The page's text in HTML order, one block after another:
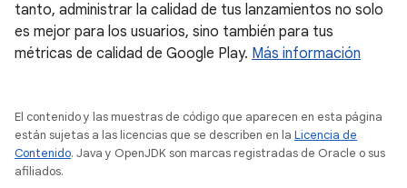
tanto, administrar la calidad de tus lanzamientos no solo
es mejor para los usuarios, sino también para tus
métricas de calidad de Google Play. Más información
El contenido y las muestras de código que aparecen en esta página
están sujetas a las licencias que se describen en la Licencia de
Contenido. Java y OpenJDK son marcas registradas de Oracle o sus
afiliados.